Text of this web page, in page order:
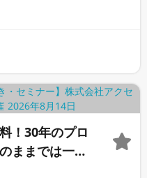
！30年のプロ
ままでは一生